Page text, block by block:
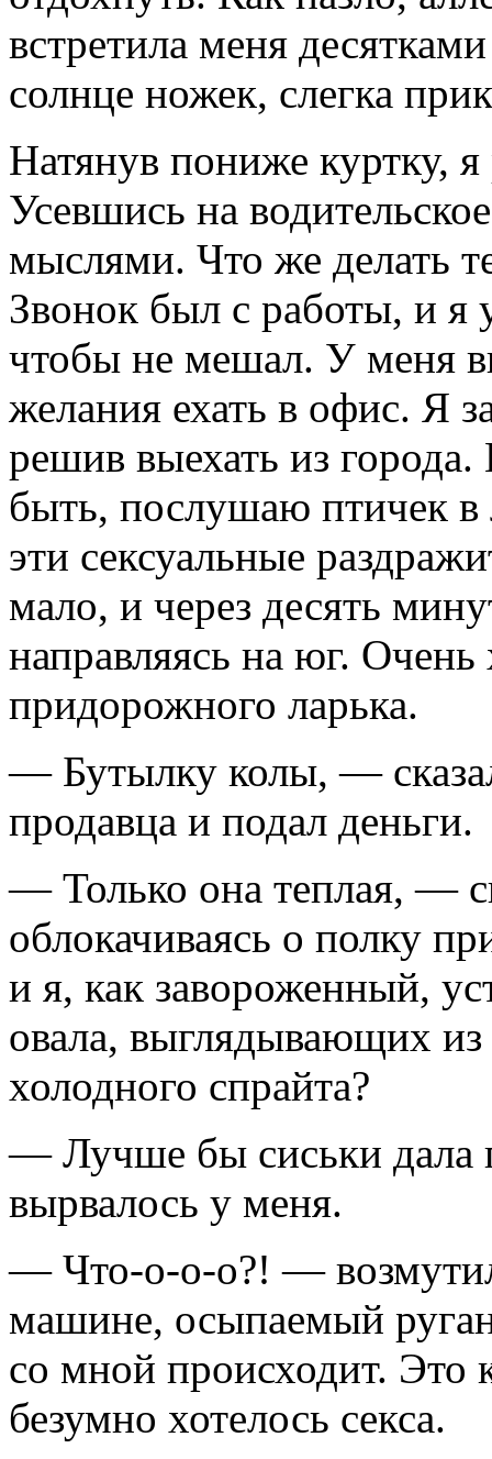
встретила меня
солнце ножек, слегка
Натянув пониже куртку,
Усевшись на
мыслями. Что же делать
Звонок был с работы, и я
чтобы не мешал. У меня
желания ехать в офис. Я
решив выехать из
быть, послушаю птичек в
эти сексуальные
мало, и через десять
направляясь на юг.
придорожного ларька.
— Бутылку колы, —
продавца и подал деньги.
— Только она теплая, —
облокачиваясь о полку
и я, как завороженный,
овала, выглядывающих
холодного спрайта?
— Лучше бы сиськи дала
вырвалось у меня.
— Что-о-о-о?! —
машине, осыпаемый
со мной происходит. Это
безумно хотелось секса.